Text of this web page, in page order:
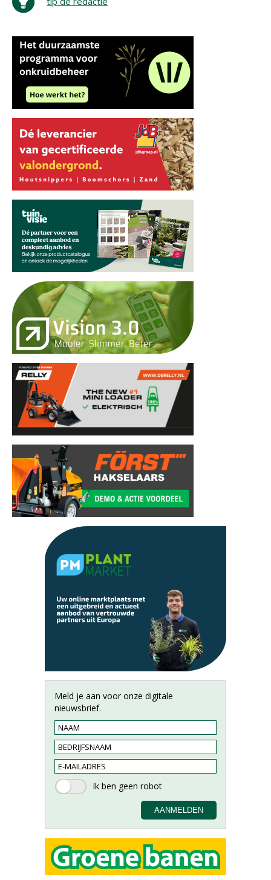
Meld je aan voor onze digitale
nieuwsbrief.